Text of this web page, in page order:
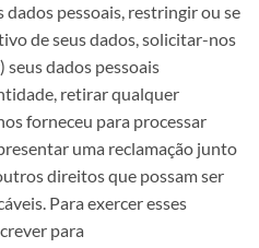
dados pessoais, restringir ou se
de seus dados, solicitar-nos
dados pessoais
retirar qualquer
forneceu para processar
uma reclamação junto
direitos que possam ser
Para exercer esses
para